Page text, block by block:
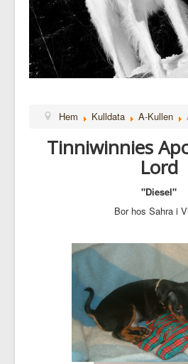
Hem Kulldata A-Kullen
Tinniwinnies
Lord
"Diesel"
Bor hos Sahra i